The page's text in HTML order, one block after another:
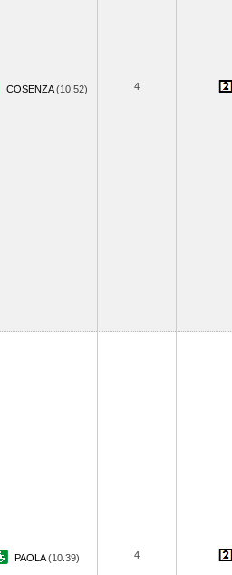
COSENZA(10.52) 4
PAOLA(10.39) 4